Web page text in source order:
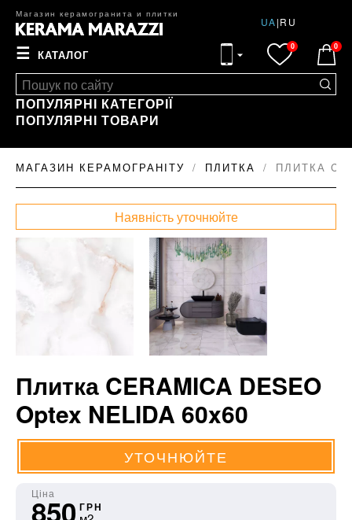
Магазин керамогранита и плитки
UA|RU
☰ КАТАЛОГ
ПОПУЛЯРНІ КАТЕГОРІЇ
ПОПУЛЯРНІ ТОВАРИ
0 0
МАГАЗИН КЕРАМОГРАНІТУ ПЛИТКА ПЛИТКА
Наявність уточнюйте
Плитка CERAMICA DESEO
Optex NELIDA 60x60
УТОЧНЮЙТЕ
Ціна
850 ГРН